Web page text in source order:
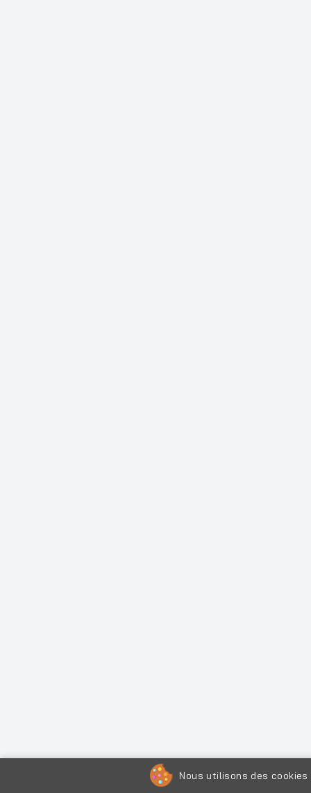
Nous utilisons des